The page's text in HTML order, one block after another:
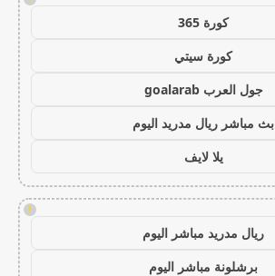
كورة 365
كورة سيتي
جول العرب goalarab
بث مباشر ريال مدريد اليوم
يلا لايف
!
ريال مدريد مباشر اليوم
برشلونة مباشر اليوم